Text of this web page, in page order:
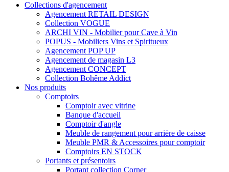
Collections d'agencement
Agencement RETAIL DESIGN
Collection VOGUE
ARCHI VIN - Mobilier pour Cave à Vin
POPUS - Mobiliers Vins et Spiritueux
Agencement POP UP
Agencement de magasin L3
Agencement CONCEPT
Collection Bohême Addict
Nos produits
Comptoirs
Comptoir avec vitrine
Banque d'accueil
Comptoir d'angle
Meuble de rangement pour arrière de caisse
Meuble PMR & Accessoires pour comptoir
Comptoirs EN STOCK
Portants et présentoirs
Portant collection Corner